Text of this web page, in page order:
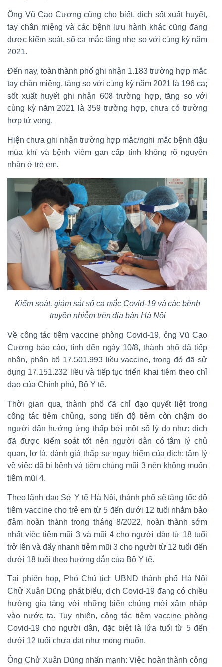
Ông Vũ Cao Cương cũng cho biết, dịch sốt xuất huyết,
tay chân miệng và các bệnh lưu hành khác cũng đang
được kiểm soát, số ca mắc tăng nhẹ so với cùng kỳ năm
2021.
Đến nay, toàn thành phố ghi nhận 1.183 trường hợp mắc
tay chân miệng, tăng so với cùng kỳ năm 2021 là 196 ca;
sốt xuất huyết ghi nhận 608 trường hợp, tăng so với
cùng kỳ năm 2021 là 359 trường hợp, chưa có trường
hợp tử vong.
Hiện chưa ghi nhận trường hợp mắc/nghi mắc bệnh đậu
mùa khỉ và bệnh viêm gan cấp tính không rõ nguyên
nhân ở trẻ em.
Kiểm soát, giám sát số ca mắc Covid-19 và các bệnh
truyền nhiễm trên địa bàn Hà Nội
Về công tác tiêm vaccine phòng Covid-19, ông Vũ Cao
Cương báo cáo, tính đến ngày 10/8, thành phố đã tiếp
nhận, phân bổ 17.501.993 liều vaccine, trong đó đã sử
dụng 17.151.232 liều và tiếp tục triển khai tiêm theo chỉ
đạo của Chính phủ, Bộ Y tế.
Thời gian qua, thành phố đã chỉ đạo quyết liệt trong
công tác tiêm chủng, song tiến độ tiêm còn chậm do
người dân hưởng ứng thấp bởi một số lý do như: dịch
đã được kiểm soát tốt nên người dân có tâm lý chủ
quan, lơ là, đánh giá thấp sự nguy hiểm của dịch; tâm lý
về việc đã bị bệnh và tiêm chủng mũi 3 nên không muốn
tiêm mũi 4.
Theo lãnh đạo Sở Y tế Hà Nội, thành phố sẽ tăng tốc độ
tiêm vaccine cho trẻ em từ 5 đến dưới 12 tuổi nhằm bảo
đảm hoàn thành trong tháng 8/2022, hoàn thành sớm
nhất việc tiêm mũi 3 và mũi 4 cho người dân từ 18 tuổi
trở lên và đẩy nhanh tiêm mũi 3 cho người từ 12 tuổi đến
dưới 18 tuổi theo hướng dẫn của Bộ Y tế.
Tại phiên họp, Phó Chủ tịch UBND thành phố Hà Nội
Chử Xuân Dũng phát biểu, dịch Covid-19 đang có chiều
hướng gia tăng với những biến chủng mới xâm nhập
vào nước ta. Tuy nhiên, công tác tiêm vaccine phòng
Covid-19 cho người dân, đặc biệt là lứa tuổi từ 5 đến
dưới 12 tuổi chưa đạt như mong muốn.
Ông Chử Xuân Dũng nhấn mạnh: Việc hoàn thành công